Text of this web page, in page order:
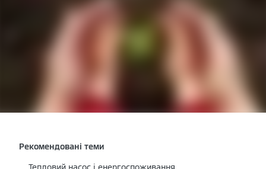
Рекомендовані теми